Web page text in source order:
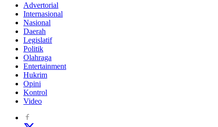
Advertorial
Internasional
Nasional
Daerah
Legislatif
Politik
Olahraga
Entertainment
Hukrim
Opini
Kontrol
Video